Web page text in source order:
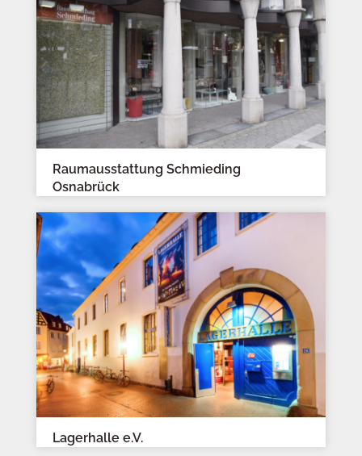
Raumausstattung Schmieding
Osnabrück
Lagerhalle e.V.